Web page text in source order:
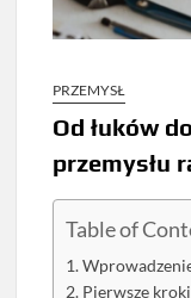
PRZEMYSŁ
Od łuków
przemysłu
Table of
Pierwsze kroki